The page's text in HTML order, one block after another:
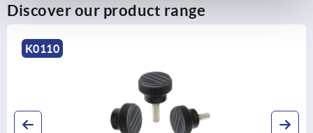
Discover our product range
K0110